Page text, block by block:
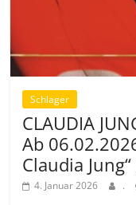
Schlager
CLAUDIA
Ab
Claudia
4. Januar 2026 .